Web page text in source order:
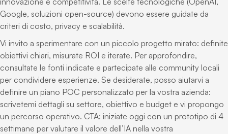
Google, soluzioni open-source) devono essere guidate da
criteri di costo, privacy e scalabilità.
Vi invito a sperimentare con un piccolo progetto mirato: definite
obiettivi chiari, misurate ROI e iterate. Per approfondire,
consultate le fonti indicate e partecipate alle community locali
per condividere esperienze. Se desiderate, posso aiutarvi a
definire un piano POC personalizzato per la vostra azienda:
scrivetemi dettagli su settore, obiettivo e budget e vi propongo
un percorso operativo. CTA: iniziate oggi con un prototipo di 4
settimane per valutare il valore dell’IA nella vostra